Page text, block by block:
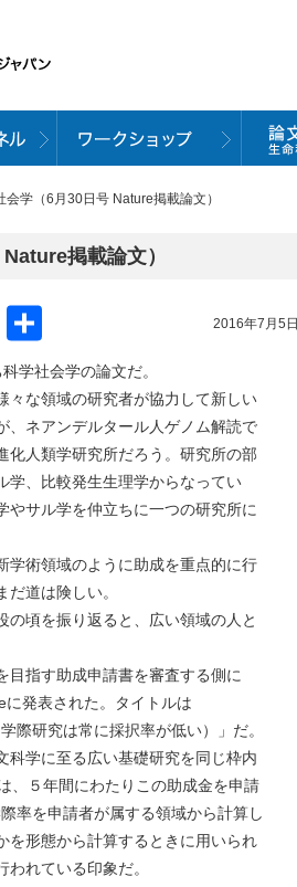
学（6月30日号 Nature掲載論文）
掲載論文）
2016年7月5日
Email
有
社会学の論文だ。
な領域の研究者が協力して新しい
、ネアンデルタール人ゲノム解読で
化人類学研究所だろう。研究所の部
学、比較発生生理学からなってい
やサル学を仲立ちに一つの研究所に
術領域のように助成を重点的に行
道は険しい。
頃を振り返ると、広い領域の人と
指す助成申請書を審査する側に
発表された。タイトルは
際研究は常に採択率が低い）」だ。
学に至る広い基礎研究を同じ枠内
、５年間にわたりこの助成金を申請
率を申請者が属する領域から計算し
を形態から計算するときに用いられ
れている印象だ。